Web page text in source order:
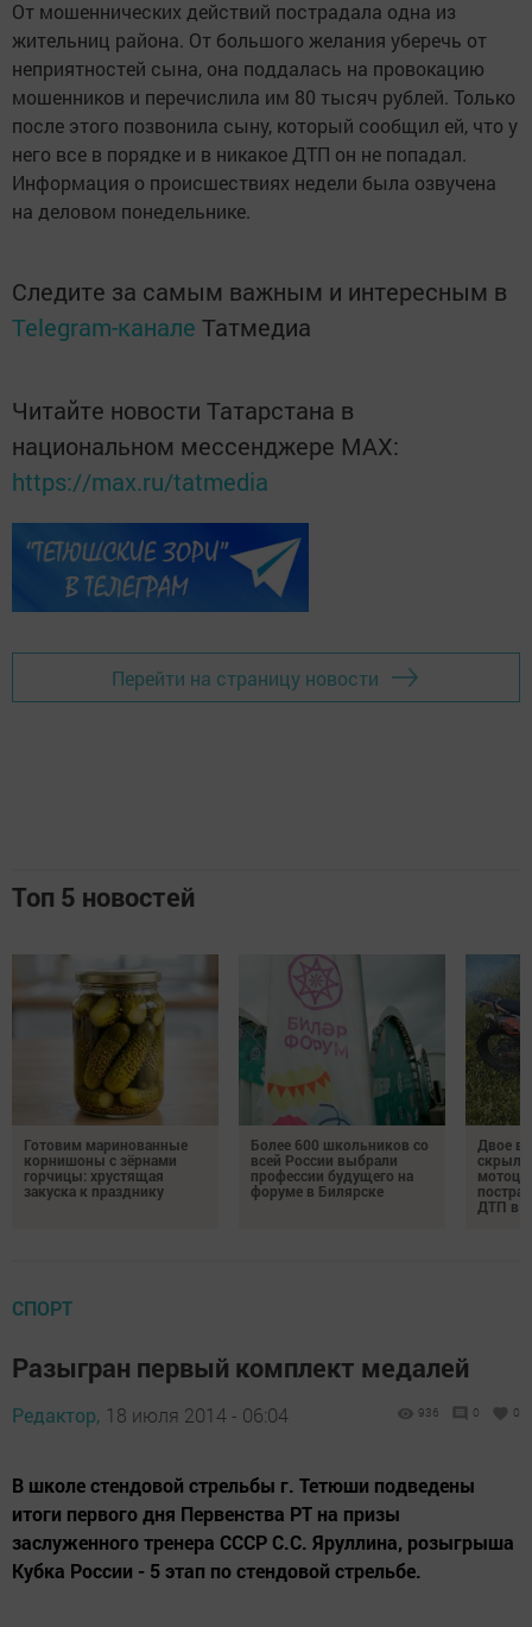
От мошеннических действий пострадала одна из
жительниц района. От большого желания уберечь от
неприятностей сына, она поддалась на провокацию
мошенников и перечислила им 80 тысяч рублей. Только
после этого позвонила сыну, который сообщил ей, что у
него все в порядке и в никакое ДТП он не попадал.
Информация о происшествиях недели была озвучена
на деловом понедельнике.
Следите за самым важным и интересным в
Telegram-канале Татмедиа
Читайте новости Татарстана в
национальном мессенджере MАХ:
https://max.ru/tatmedia
Перейти на страницу новости
Топ 5 новостей
Готовим маринованные
корнишоны с зёрнами
горчицы: хрустящая
закуска к празднику
Более 600 школьников со
всей России выбрали
профессии будущего на
форуме в Билярске
Двое
ДТП в
СПОРТ
Разыгран первый комплект медалей
Редактор, 18 июля 2014 - 06:04 936 0 0
В школе стендовой стрельбы г. Тетюши подведены
итоги первого дня Первенства РТ на призы
заслуженного тренера СССР С.С. Яруллина, розыгрыша
Кубка России - 5 этап по стендовой стрельбе.